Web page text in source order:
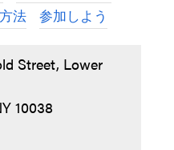
法 参加しよう
Street, Lower
10038